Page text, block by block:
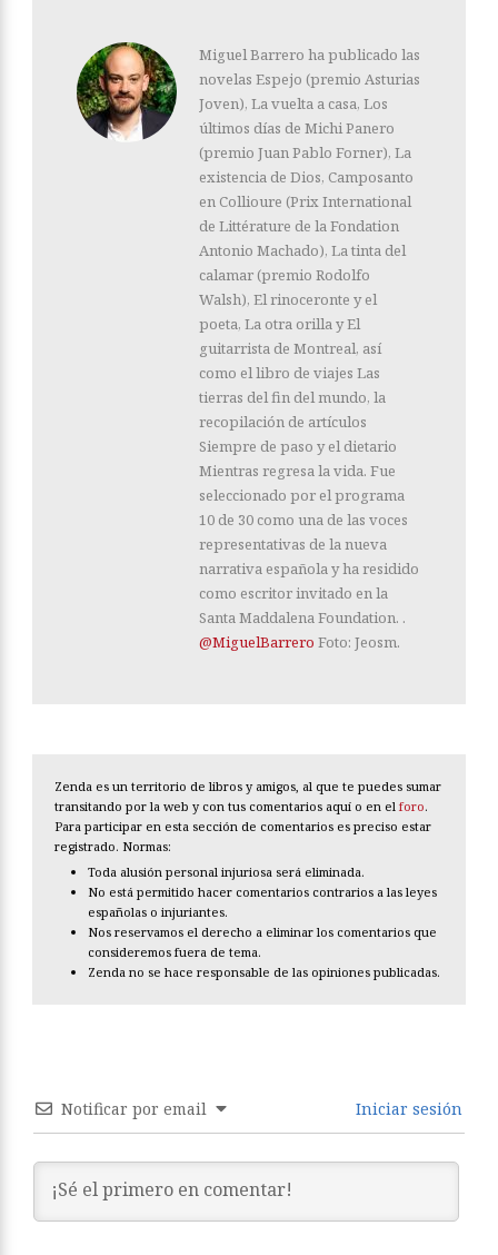
Miguel Barrero ha publicado las
novelas Espejo (premio Asturias
Joven), La vuelta a casa, Los
últimos días de Michi Panero
(premio Juan Pablo Forner), La
existencia de Dios, Camposanto
en Collioure (Prix International
de Littérature de la Fondation
Antonio Machado), La tinta del
calamar (premio Rodolfo
Walsh), El rinoceronte y el
poeta, La otra orilla y El
guitarrista de Montreal, así
como el libro de viajes Las
tierras del fin del mundo, la
recopilación de artículos
Siempre de paso y el dietario
Mientras regresa la vida. Fue
seleccionado por el programa
10 de 30 como una de las voces
representativas de la nueva
narrativa española y ha residido
como escritor invitado en la
Santa Maddalena Foundation. .
@MiguelBarrero Foto: Jeosm.
Zenda es un territorio de libros y amigos, al que te puedes sumar
transitando por la web y con tus comentarios aquí o en el foro.
Para participar en esta sección de comentarios es preciso estar
registrado. Normas:
Toda alusión personal injuriosa será eliminada.
No está permitido hacer comentarios contrarios a las leyes
españolas o injuriantes.
Nos reservamos el derecho a eliminar los comentarios que
consideremos fuera de tema.
Zenda no se hace responsable de las opiniones publicadas.
Notificar por email Iniciar sesión